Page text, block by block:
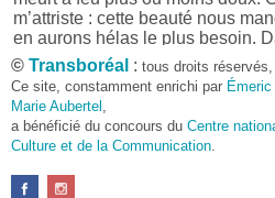
m’attriste : cette beauté nous
en aurons hélas le plus besoin.
j’avais pris goût à me mettre
l’intérêt de l’exercice littéraire, il
être un bon moyen pour
Pourquoi avoir choisi le
qu’un autre ?
D’abord parce que j’aime
© Transboréal : tous droits réservés,
Ce site, constamment enrichi par
Marie Aubertel
a bénéficié du concours du Centre
Culture et de la Communication